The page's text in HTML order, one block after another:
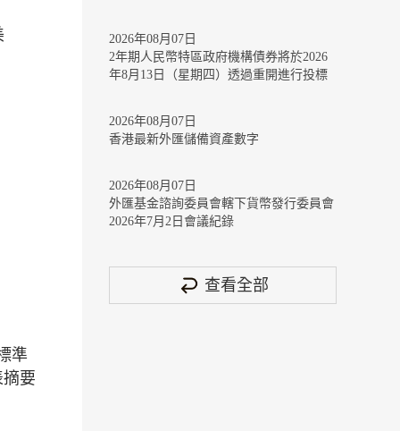
準
要
2026年08月07日
2年期人民幣特區政府機構債券將於2026
年8月13日（星期四）透過重開進行投標
2026年08月07日
香港最新外匯儲備資產數字
2026年08月07日
外匯基金諮詢委員會轄下貨幣發行委員會
2026年7月2日會議紀錄
查看全部